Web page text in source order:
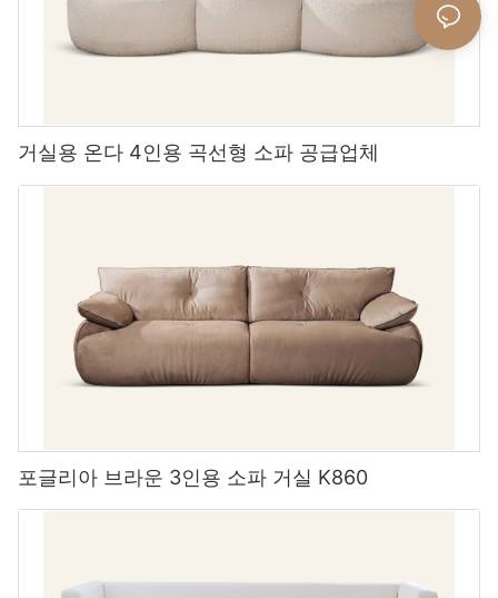
함을 유지할 수 있도록 세심하게 제작되었습니다. 구름처럼 포근한
침대에 누워보세요.
거실용 온다 4인용 곡선형 소파 공급업체
포글리아 브라운 3인용 소파 거실 K860